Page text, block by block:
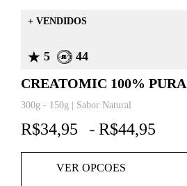
+ VENDIDOS
5 44
CREATOMIC 100% PURA
300g - 150g | Sabor Natural
R$34,95 - R$44,95
VER OPCOES